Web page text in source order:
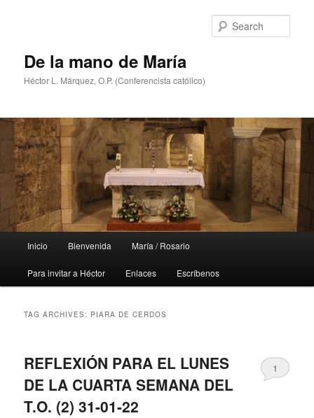
De la mano de María
Héctor L. Márquez, O.P. (Conferencista católico)
Inicio Bienvenida María / Rosario
Para invitar a Héctor Enlaces Escríbenos
TAG ARCHIVES: PIARA DE CERDOS
REFLEXIÓN PARA EL LUNES
DE LA CUARTA SEMANA DEL
T.O. (2) 31-01-22
1